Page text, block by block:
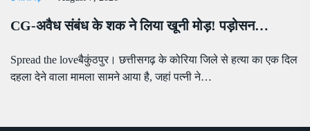
CG-अवैध संबंध के शक ने लिया खूनी मोड़! पड़ोसन…
Spread the loveबैकुंठपुर। छत्तीसगढ़ के कोरिया जिले से हत्या का एक दिल
दहला देने वाला मामला सामने आया है, जहां पत्नी ने…